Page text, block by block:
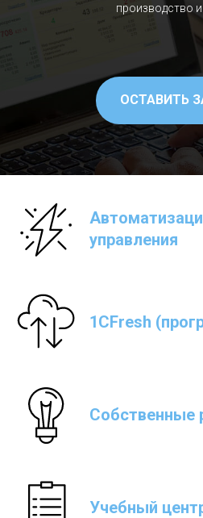
производство и
ОСТАВИТЬ
управления
1CFresh
Собственные
Учебный